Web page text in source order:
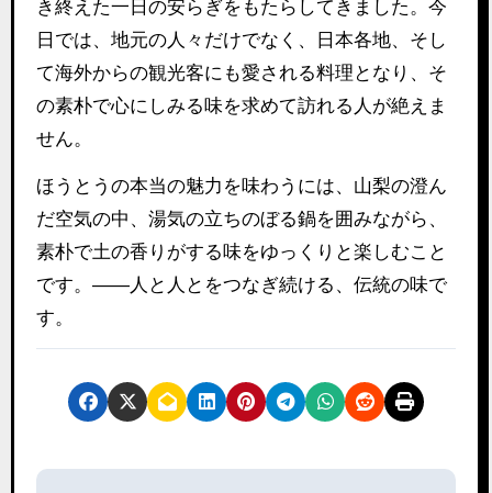
き終えた一日の安らぎをもたらしてきました。今
日では、地元の人々だけでなく、日本各地、そし
て海外からの観光客にも愛される料理となり、そ
の素朴で心にしみる味を求めて訪れる人が絶えま
せん。
ほうとうの本当の魅力を味わうには、山梨の澄ん
だ空気の中、湯気の立ちのぼる鍋を囲みながら、
素朴で土の香りがする味をゆっくりと楽しむこと
です。――人と人とをつなぎ続ける、伝統の味で
す。